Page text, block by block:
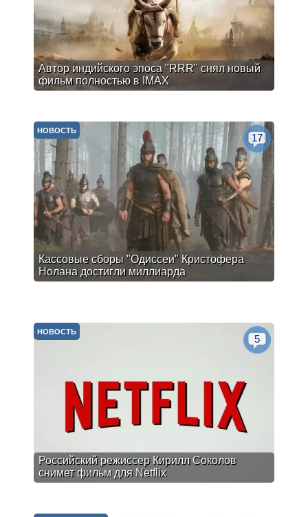
Автор индийского эпоса "RRR" снял новый
фильм полностью в IMAX
Кассовые сборы "Одиссеи" Кристофера
Нолана достигли миллиарда
НОВОСТЬ
17
Российский режиссер Кирилл Соколов
снимет фильм для Netflix
НОВОСТЬ
5